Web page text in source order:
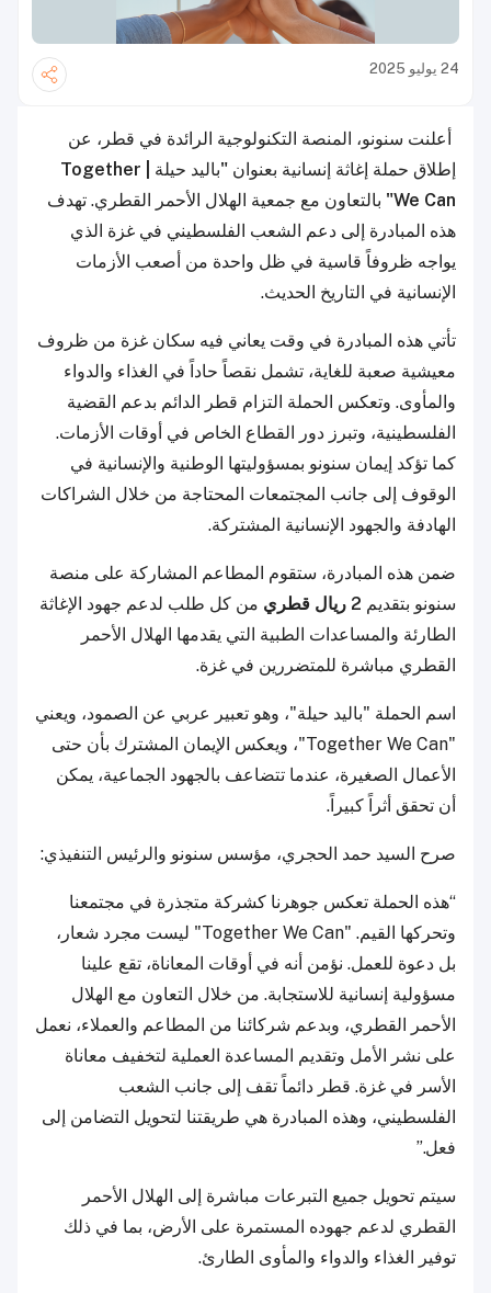
24 يوليو 2025
أعلنت سنونو، المنصة التكنولوجية الرائدة في قطر، عن
إطلاق حملة إغاثة إنسانية بعنوان "باليد حيلة
| Together
We Can"
بالتعاون مع جمعية الهلال الأحمر القطري. تهدف
هذه المبادرة إلى دعم الشعب الفلسطيني في غزة الذي
يواجه ظروفاً قاسية في ظل واحدة من أصعب الأزمات
الإنسانية في التاريخ الحديث.
تأتي هذه المبادرة في وقت يعاني فيه سكان غزة من ظروف
معيشية صعبة للغاية، تشمل نقصاً حاداً في الغذاء والدواء
والمأوى. وتعكس الحملة التزام قطر الدائم بدعم القضية
الفلسطينية، وتبرز دور القطاع الخاص في أوقات الأزمات.
كما تؤكد إيمان سنونو بمسؤوليتها الوطنية والإنسانية في
الوقوف إلى جانب المجتمعات المحتاجة من خلال الشراكات
الهادفة والجهود الإنسانية المشتركة.
ضمن هذه المبادرة، ستقوم المطاعم المشاركة على منصة
سنونو بتقديم 2 ريال قطري
من كل طلب لدعم جهود الإغاثة
الطارئة والمساعدات الطبية التي يقدمها الهلال الأحمر
القطري مباشرة للمتضررين في غزة.
اسم الحملة "باليد حيلة"، وهو تعبير عربي عن الصمود، ويعني
"Together We Can"، ويعكس الإيمان المشترك بأن حتى
الأعمال الصغيرة، عندما تتضاعف بالجهود الجماعية، يمكن
أن تحقق أثراً كبيراً.
صرح السيد حمد الحجري، مؤسس سنونو والرئيس التنفيذي:
“هذه الحملة تعكس جوهرنا كشركة متجذرة في مجتمعنا
وتحركها القيم. "Together We Can" ليست مجرد شعار،
بل دعوة للعمل. نؤمن أنه في أوقات المعاناة، تقع علينا
مسؤولية إنسانية للاستجابة. من خلال التعاون مع الهلال
الأحمر القطري، وبدعم شركائنا من المطاعم والعملاء، نعمل
على نشر الأمل وتقديم المساعدة العملية لتخفيف معاناة
الأسر في غزة. قطر دائماً تقف إلى جانب الشعب
الفلسطيني، وهذه المبادرة هي طريقتنا لتحويل التضامن إلى
فعل.”
سيتم تحويل جميع التبرعات مباشرة إلى الهلال الأحمر
القطري لدعم جهوده المستمرة على الأرض، بما في ذلك
توفير الغذاء والدواء والمأوى الطارئ.